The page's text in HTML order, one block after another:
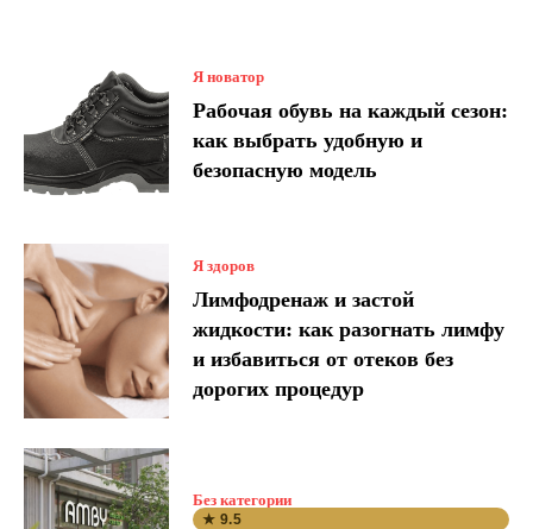
Я новатор
Рабочая обувь на каждый сезон:
как выбрать удобную и
безопасную модель
Я здоров
Лимфодренаж и застой
жидкости: как разогнать лимфу
и избавиться от отеков без
дорогих процедур
Без категории
★ 9.5